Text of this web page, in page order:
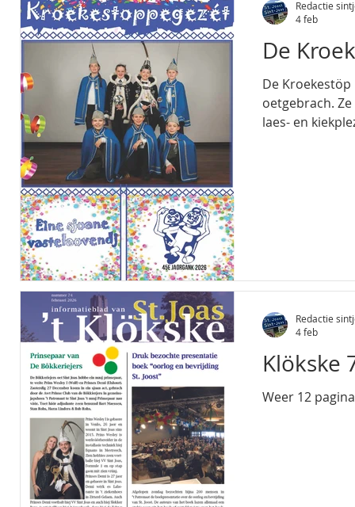
De
De
oetgebrach.
laes- en
Redactie
4 feb
Klökske
Weer 12
Redactie
4 feb